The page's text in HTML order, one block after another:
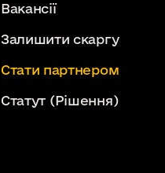
Вакансії
Залишити скаргу
Стати партнером
Статут (Рішення)